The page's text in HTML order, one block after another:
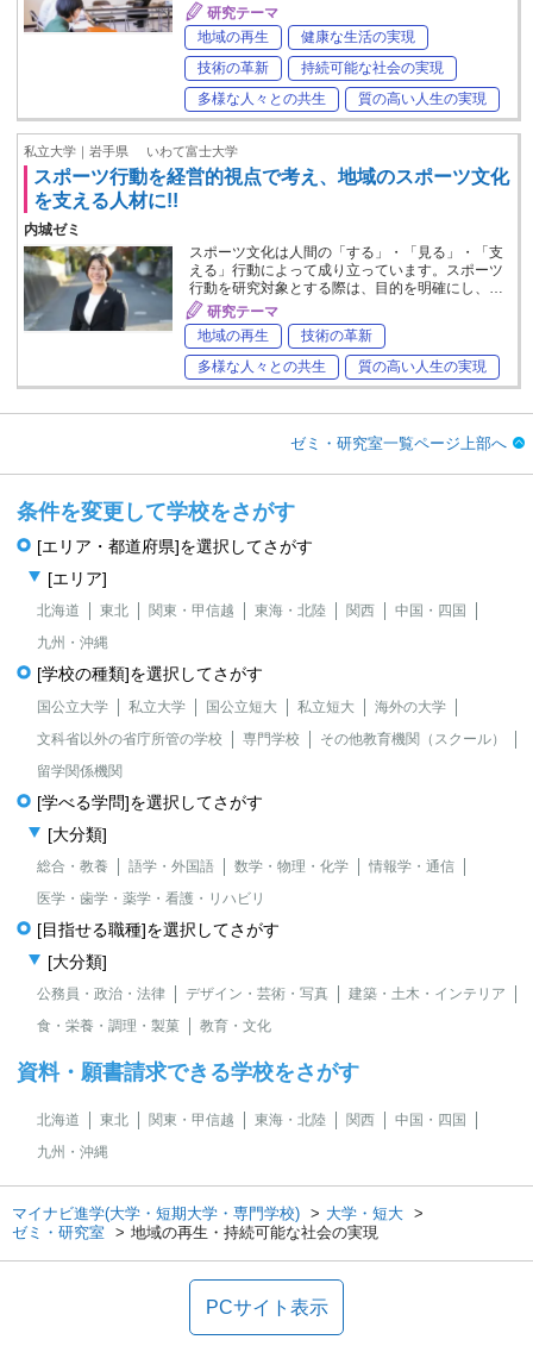
研究テーマ
地域の再生
健康な生活の実現
技術の革新
持続可能な社会の実現
多様な人々との共生
質の高い人生の実現
私立大学｜岩手県 いわて富士大学
スポーツ行動を経営的視点で考え、地域のスポーツ文化
を支える人材に!!
内城ゼミ
スポーツ文化は人間の「する」・「見る」・「支
える」行動によって成り立っています。スポーツ
行動を研究対象とする際は、目的を明確にし、…
研究テーマ
地域の再生
技術の革新
多様な人々との共生
質の高い人生の実現
ゼミ・研究室一覧ページ上部へ
条件を変更して学校をさがす
[エリア・都道府県]を選択してさがす
[エリア]
北海道 東北 関東・甲信越 東海・北陸 関西
中国・四国
九州・沖縄
[学校の種類]を選択してさがす
国公立大学 私立大学 国公立短大 私立短大
海外の大学
文科省以外の省庁所管の学校
専門学校
その他教育機関（スクール）
留学関係機関
[学べる学問]を選択してさがす
[大分類]
総合・教養 語学・外国語 数学・物理・化学
情報学・通信
医学・歯学・薬学・看護・リハビリ
[目指せる職種]を選択してさがす
[大分類]
公務員・政治・法律 デザイン・芸術・写真
建築・土木・インテリア
食・栄養・調理・製菓
教育・文化
資料・願書請求できる学校をさがす
北海道 東北 関東・甲信越 東海・北陸 関西
中国・四国
九州・沖縄
マイナビ進学(大学・短期大学・専門学校)
大学・短大
ゼミ・研究室
地域の再生・持続可能な社会の実現
PCサイト表示